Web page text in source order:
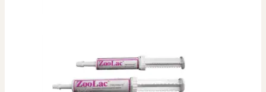
Mulighederne
kan